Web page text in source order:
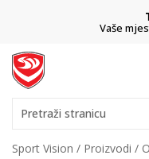
Vaše
Pretraži stranicu
Sport Vision Proizvodi